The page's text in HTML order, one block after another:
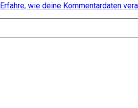
Erfahre, wie deine Kommentardaten